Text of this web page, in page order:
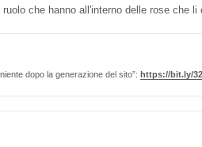
che hanno all'interno delle rose che li
dopo la generazione del sito”: https://bit.ly/